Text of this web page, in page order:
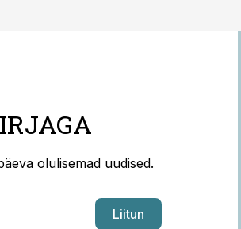
olulisemad uudised.
Liitun